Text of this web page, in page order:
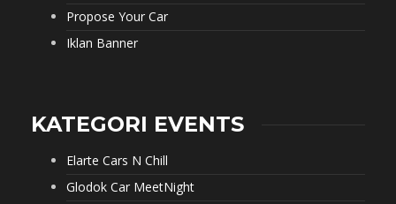
Propose Your Car
Iklan Banner
KATEGORI EVENTS
Elarte Cars N Chill
Glodok Car MeetNight